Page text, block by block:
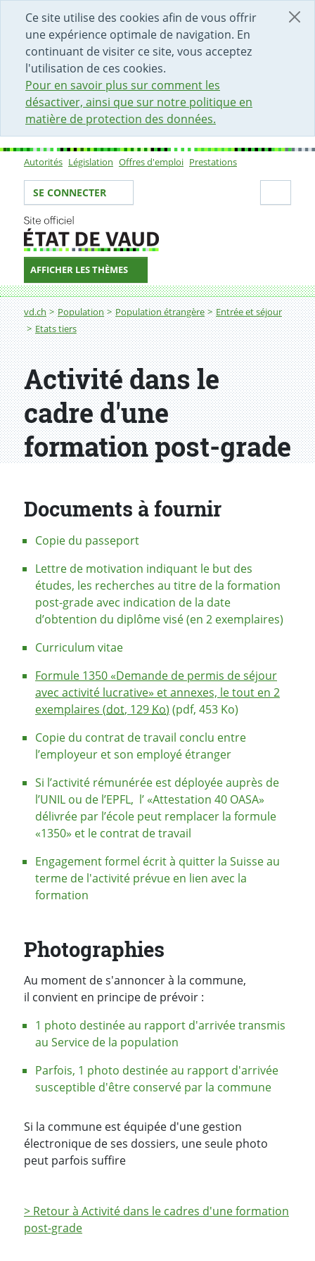
Ce site utilise des cookies afin de vous offrir
une expérience optimale de navigation. En
continuant de visiter ce site, vous acceptez
l'utilisation de ces cookies.
Pour en savoir plus sur comment les
désactiver, ainsi que sur notre politique en
matière de protection des données.
DÉBUT DU CONTENU DE LA PAGE
ACCÈS AU CHAMP DE RECHERCHE
PAGE D'ACCUEIL
FORMULAIRE DE CONTACT
Sous-navigation
Autorités Législation Offres d'emploi Prestations
Votre identité
SE CONNECTER
AFFICHER LES THÈMES
Fil d'Ariane
vd.ch Population Population étrangère
Entrée et séjour
Etats tiers
Activité dans le
cadre d'une
formation post-grade
Documents à fournir
Copie du passeport
Lettre de motivation indiquant le but des
études, les recherches au titre de la formation
post-grade avec indication de la date
d’obtention du diplôme visé (en 2 exemplaires)
Curriculum vitae
Formule 1350 «Demande de permis de séjour
avec activité lucrative» et annexes, le tout en 2
exemplaires (dot, 129 Ko) (pdf, 453 Ko)
Copie du contrat de travail conclu entre
l’employeur et son employé étranger
Si l’activité rémunérée est déployée auprès de
l’UNIL ou de l’EPFL, l’ «Attestation 40 OASA»
délivrée par l’école peut remplacer la formule
«1350» et le contrat de travail
Engagement formel écrit à quitter la Suisse au
terme de l'activité prévue en lien avec la
formation
Photographies
Au moment de s'annoncer à la commune,
il convient en principe de prévoir :
1 photo destinée au rapport d'arrivée transmis
au Service de la population
Parfois, 1 photo destinée au rapport d'arrivée
susceptible d'être conservé par la commune
Si la commune est équipée d'une gestion
électronique de ses dossiers, une seule photo
peut parfois suffire
> Retour à Activité dans le cadres d'une formation
post-grade